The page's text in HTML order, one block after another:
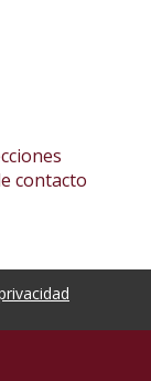
contacto